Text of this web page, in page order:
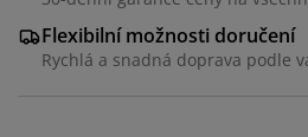
Flexibilní možnosti doručení
Rychlá a snadná doprava podle